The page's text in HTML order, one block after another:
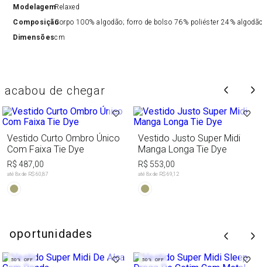
ModelagemRelaxed
ComposiçãoCorpo 100% algodão; forro de bolso 76% poliéster 24%
Dimensõescm
acabou de chegar
Vestido Curto Ombro Único
Com Faixa Tie Dye
R$ 487,00
até 8x de R$ 60,87
Vestido Justo Super Midi
Manga Longa Tie Dye
R$ 553,00
até 8x de R$ 69,12
oportunidades
50% OFF 50% OFF